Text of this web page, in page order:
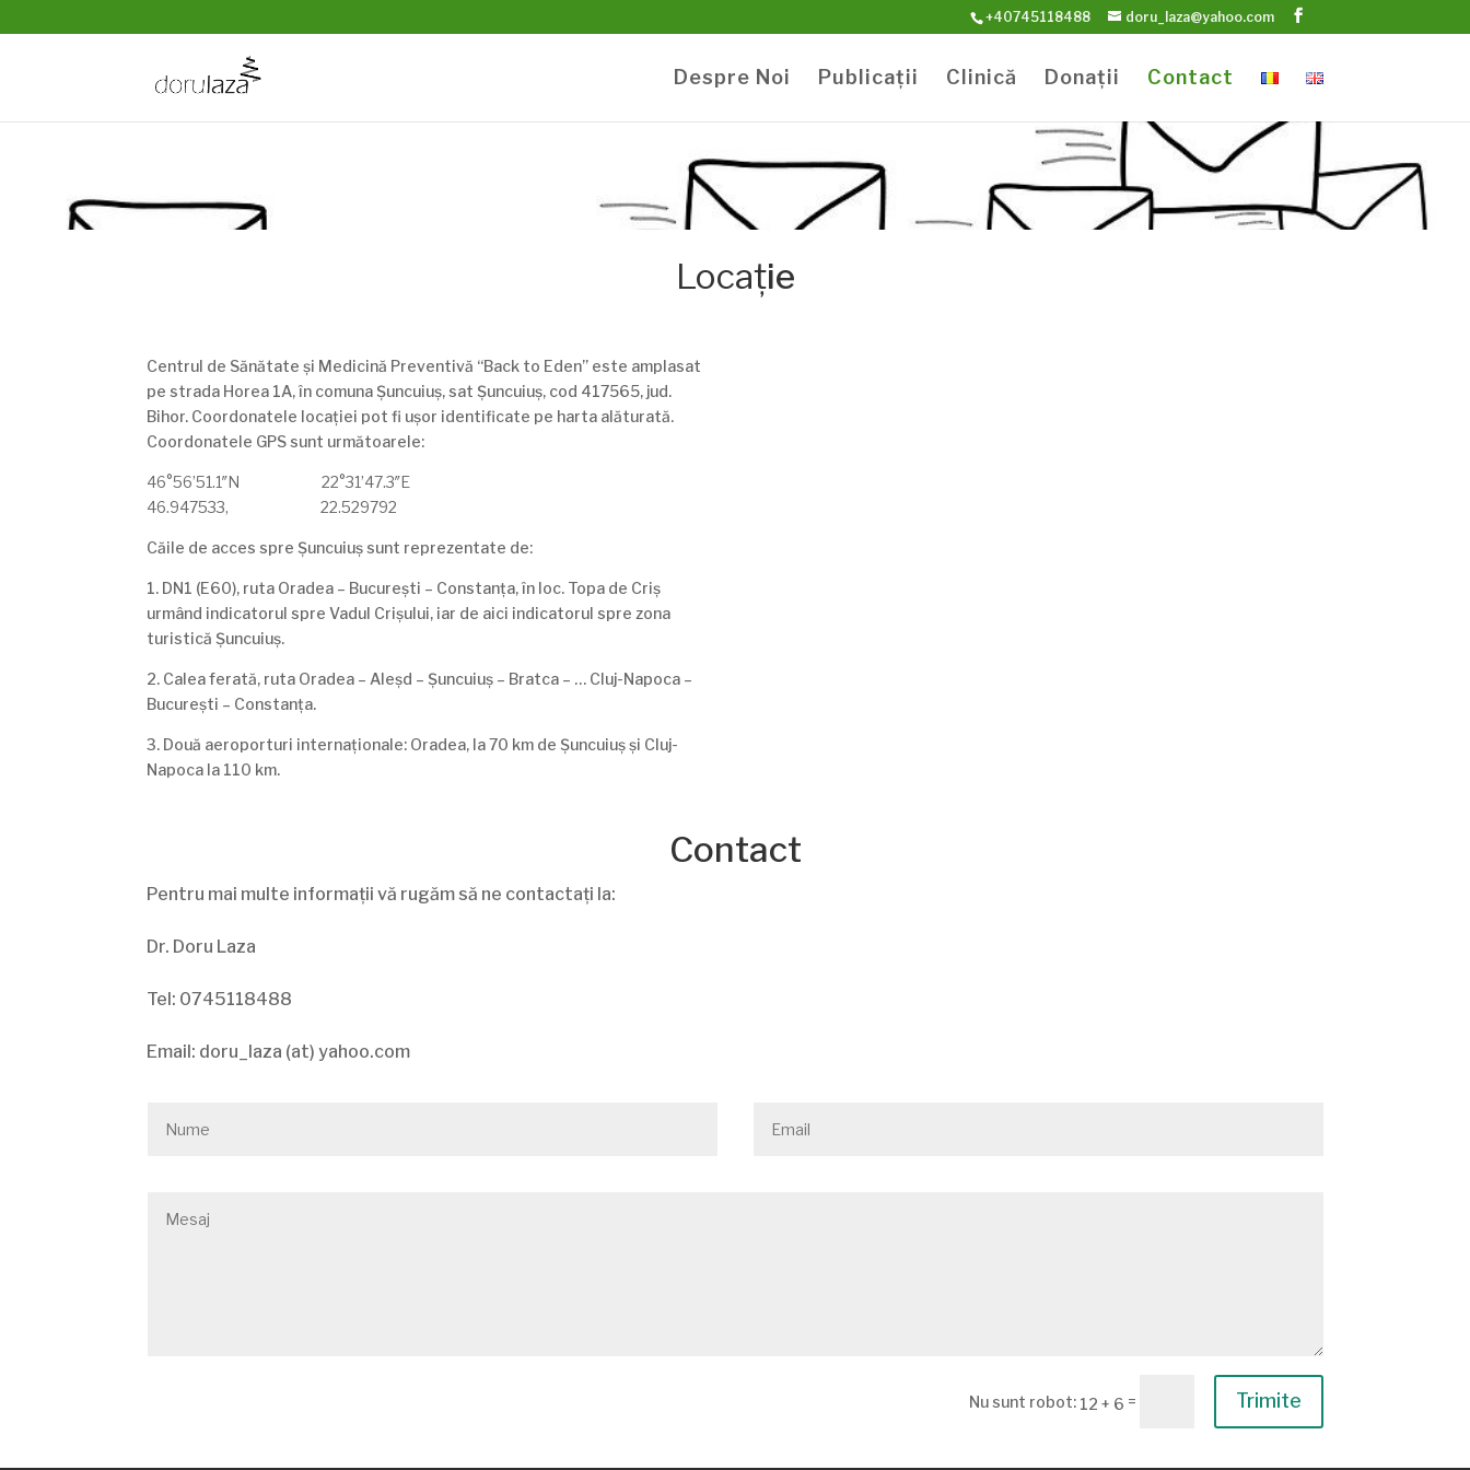
+40745118488 doru_laza@yahoo.com
Despre Noi Publicații Clinică Donații Contact
Locație
Centrul de Sănătate și Medicină Preventivă “Back to Eden” este amplasat
pe strada Horea 1A, în comuna Șuncuiuș, sat Șuncuiuș, cod 417565, jud.
Bihor. Coordonatele locației pot fi ușor identificate pe harta alăturată.
Coordonatele GPS sunt următoarele:
46°56’51.1″N 22°31’47.3″E
46.947533, 22.529792
Căile de acces spre Șuncuiuș sunt reprezentate de:
1. DN1 (E60), ruta Oradea – București – Constanța, în loc. Topa de Criș
urmând indicatorul spre Vadul Crișului, iar de aici indicatorul spre zona
turistică Șuncuiuș.
2. Calea ferată, ruta Oradea – Aleșd – Șuncuiuș – Bratca – … Cluj-Napoca –
București – Constanța.
3. Două aeroporturi internaționale: Oradea, la 70 km de Șuncuiuș și Cluj-
Napoca la 110 km.
Contact
Pentru mai multe informații vă rugăm să ne contactați la:
Dr. Doru Laza
Tel: 0745118488
Email: doru_laza (at) yahoo.com
12 + 6 = Trimite